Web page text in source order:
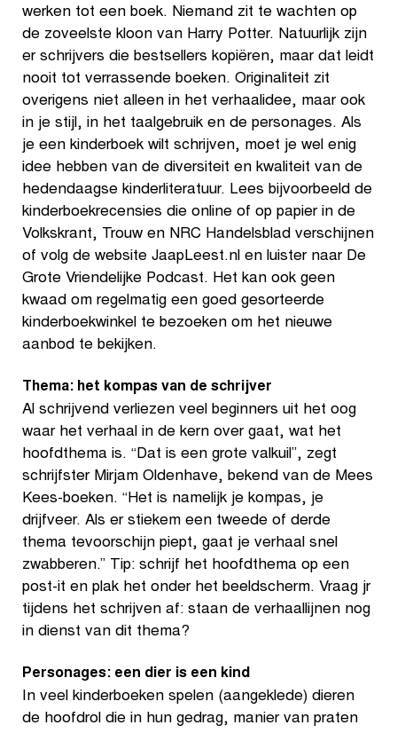
werken tot een boek. Niemand zit te wachten op
de zoveelste kloon van Harry Potter. Natuurlijk zijn
er schrijvers die bestsellers kopiëren, maar dat leidt
nooit tot verrassende boeken. Originaliteit zit
overigens niet alleen in het verhaalidee, maar ook
in je stijl, in het taalgebruik en de personages. Als
je een kinderboek wilt schrijven, moet je wel enig
idee hebben van de diversiteit en kwaliteit van de
hedendaagse kinderliteratuur. Lees bijvoorbeeld de
kinderboekrecensies die online of op papier in de
Volkskrant, Trouw en NRC Handelsblad verschijnen
of volg de website JaapLeest.nl en luister naar De
Grote Vriendelijke Podcast. Het kan ook geen
kwaad om regelmatig een goed gesorteerde
kinderboekwinkel te bezoeken om het nieuwe
aanbod te bekijken.
Thema: het kompas van de schrijver
Al schrijvend verliezen veel beginners uit het oog
waar het verhaal in de kern over gaat, wat het
hoofdthema is. “Dat is een grote valkuil”, zegt
schrijfster Mirjam Oldenhave, bekend van de Mees
Kees-boeken. “Het is namelijk je kompas, je
drijfveer. Als er stiekem een tweede of derde
thema tevoorschijn piept, gaat je verhaal snel
zwabberen.” Tip: schrijf het hoofdthema op een
post-it en plak het onder het beeldscherm. Vraag jr
tijdens het schrijven af: staan de verhaallijnen nog
in dienst van dit thema?
Personages: een dier is een kind
In veel kinderboeken spelen (aangeklede) dieren
de hoofdrol die in hun gedrag, manier van praten